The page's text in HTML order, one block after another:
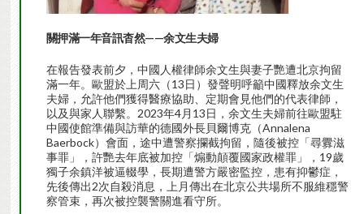
關押滿一年音訊杳然——余文生夫婦
在報告發表前夕，中國人權律師余文生與妻子艷遭北京拘留
滿一年。歐盟於上周六（13日）發聲明呼籲中國釋放余文生
夫婦，允許他們獲得醫療協助、定期會見他們的代表律師，
以及與家人聯繫。2023年4月13日，余文生夫婦前往歐盟駐
中國使館準備與訪華的德國外長貝爾博克（Annalena
Baerbock）會面，途中遭警察攔截拘留，隨後被控「尋釁滋
事罪」，許艷去年底被加控「煽動顛覆國家政權罪」，19歲
獨子余鎮洋被逼輟學，長期遭警方嚴密監控，患有抑鬱症，
先後傳出2次自殺消息，上月傳出在北京公共場所不服維穩警
察管束，再次被控襲警關進看守所。